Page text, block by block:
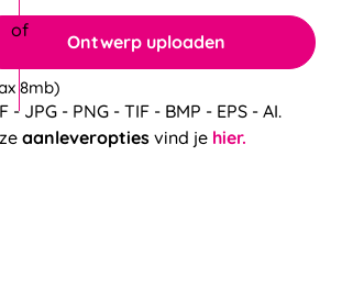
Ontwerp uploaden
8mb)
- JPG - PNG - TIF - BMP - EPS - AI.
aanleveropties vind je hier.